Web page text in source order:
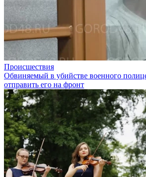
Происшествия
Обвиняемый в убийстве военного
отправить его на фронт